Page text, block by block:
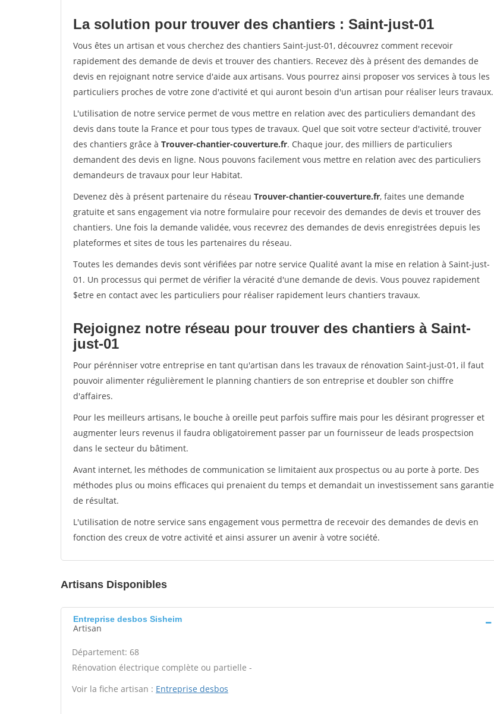
La solution pour trouver des chantiers : Saint-just-01
Vous êtes un artisan et vous cherchez des chantiers Saint-just-01, découvrez comment recevoir
rapidement des demande de devis et trouver des chantiers. Recevez dès à présent des demandes de
devis en rejoignant notre service d'aide aux artisans. Vous pourrez ainsi proposer vos services à tous les
particuliers proches de votre zone d'activité et qui auront besoin d'un artisan pour réaliser leurs travaux.
L'utilisation de notre service permet de vous mettre en relation avec des particuliers demandant des
devis dans toute la France et pour tous types de travaux. Quel que soit votre secteur d'activité, trouver
des chantiers grâce à Trouver-chantier-couverture.fr. Chaque jour, des milliers de particuliers
demandent des devis en ligne. Nous pouvons facilement vous mettre en relation avec des particuliers
demandeurs de travaux pour leur Habitat.
Devenez dès à présent partenaire du réseau Trouver-chantier-couverture.fr, faites une demande
gratuite et sans engagement via notre formulaire pour recevoir des demandes de devis et trouver des
chantiers. Une fois la demande validée, vous recevrez des demandes de devis enregistrées depuis les
plateformes et sites de tous les partenaires du réseau.
Toutes les demandes devis sont vérifiées par notre service Qualité avant la mise en relation à Saint-just-
01. Un processus qui permet de vérifier la véracité d'une demande de devis. Vous pouvez rapidement
$etre en contact avec les particuliers pour réaliser rapidement leurs chantiers travaux.
Rejoignez notre réseau pour trouver des chantiers à Saint-
just-01
Pour pérénniser votre entreprise en tant qu'artisan dans les travaux de rénovation Saint-just-01, il faut
pouvoir alimenter régulièrement le planning chantiers de son entreprise et doubler son chiffre
d'affaires.
Pour les meilleurs artisans, le bouche à oreille peut parfois suffire mais pour les désirant progresser et
augmenter leurs revenus il faudra obligatoirement passer par un fournisseur de leads prospectsion
dans le secteur du bâtiment.
Avant internet, les méthodes de communication se limitaient aux prospectus ou au porte à porte. Des
méthodes plus ou moins efficaces qui prenaient du temps et demandait un investissement sans garantie
de résultat.
L'utilisation de notre service sans engagement vous permettra de recevoir des demandes de devis en
fonction des creux de votre activité et ainsi assurer un avenir à votre société.
Artisans Disponibles
Entreprise desbos Sisheim
Artisan
Département: 68
Rénovation électrique complète ou partielle -
Voir la fiche artisan : Entreprise desbos